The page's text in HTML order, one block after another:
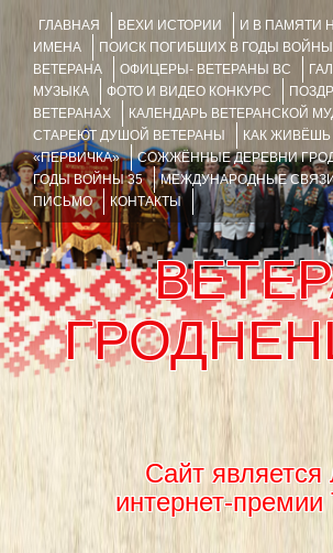
ГЛАВНАЯ ВЕХИ ИСТОРИИ
И В ПАМЯТИ
ИМЕНА
ПОИСК ПОГИБШИХ В ГОДЫ ВОЙНЫ
ВЕТЕРАНА
ОФИЦЕРЫ- ВЕТЕРАНЫ ВС
МУЗЫКА
ФОТО И ВИДЕО КОНКУРС
ВЕТЕРАНАХ
КАЛЕНДАРЬ ВЕТЕРАНСКОЙ
СТАРЕЮТ ДУШОЙ ВЕТЕРАНЫ
КАК ЖИВЁШЬ
«ПЕРВИЧКА»
СОЖЖЁННЫЕ ДЕРЕВНИ
ГОДЫ ВОЙНЫ 35
МЕЖДУНАРОДНЫЕ
ПИСЬМО
КОНТАКТЫ
Сайт является
интернет-